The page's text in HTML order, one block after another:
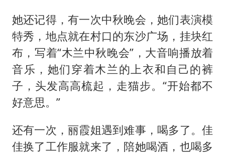
她还记得，有一次中秋晚会，她们表演模
特秀，地点就在村口的东沙广场，挂块红
布，写着“木兰中秋晚会”，大音响播放着
音乐，她们穿着木兰的上衣和自己的裤
子，头发高高梳起，走猫步。“开始都不
好意思。”
还有一次，丽霞姐遇到难事，喝多了。佳
佳换了工作服就来了，陪她喝酒，也喝多